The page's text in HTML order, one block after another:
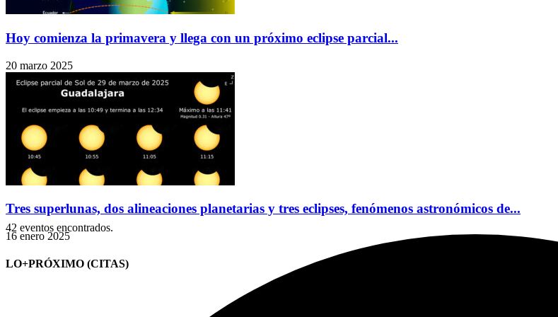
Hoy comienza la primavera y llega con un próximo eclipse parcial...
20 marzo 2025
Tres superlunas, dos alineaciones planetarias y tres eclipses, fenómenos astronómicos de...
16 enero 2025
LO+PRÓXIMO (CITAS)
42 eventos encontrados.